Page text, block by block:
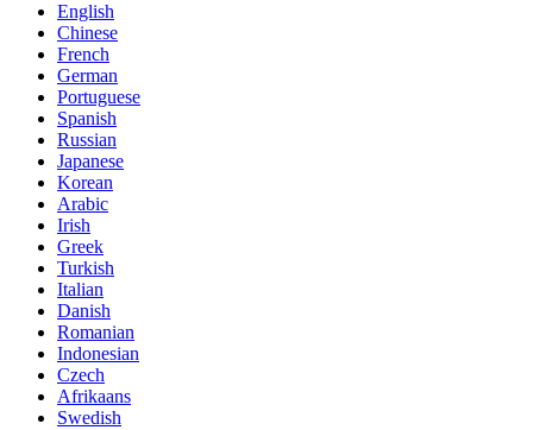
English
Chinese
French
German
Portuguese
Spanish
Russian
Japanese
Korean
Arabic
Irish
Greek
Turkish
Italian
Danish
Romanian
Indonesian
Czech
Afrikaans
Swedish